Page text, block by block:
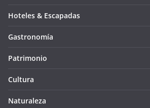
Hoteles & Escapadas
Gastronomía
Patrimonio
Cultura
Naturaleza